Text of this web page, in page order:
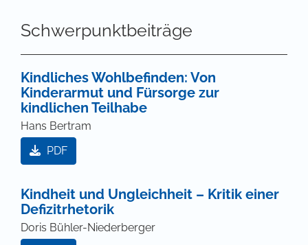
Schwerpunktbeiträge
Kindliches Wohlbefinden: Von
Kinderarmut und Fürsorge zur
kindlichen Teilhabe
Hans Bertram
PDF
Kindheit und Ungleichheit – Kritik einer
Defizitrhetorik
Doris Bühler-Niederberger